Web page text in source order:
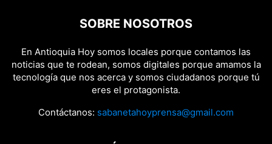
SOBRE NOSOTROS
En Antioquia Hoy somos locales porque contamos las
noticias que te rodean, somos digitales porque amamos la
tecnología que nos acerca y somos ciudadanos porque tú
eres el protagonista.
Contáctanos: sabanetahoyprensa@gmail.com